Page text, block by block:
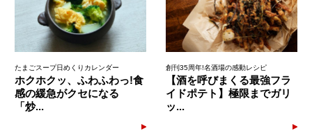
たまごスープ日めくりカレンダー
ホクホクッ、ふわふわっ!食
感の緩急がクセになる
「炒...
創刊35周年!名酒場の感動レシピ
【酒を呼びまくる最強フラ
イドポテト】極限までガリ
ッ...